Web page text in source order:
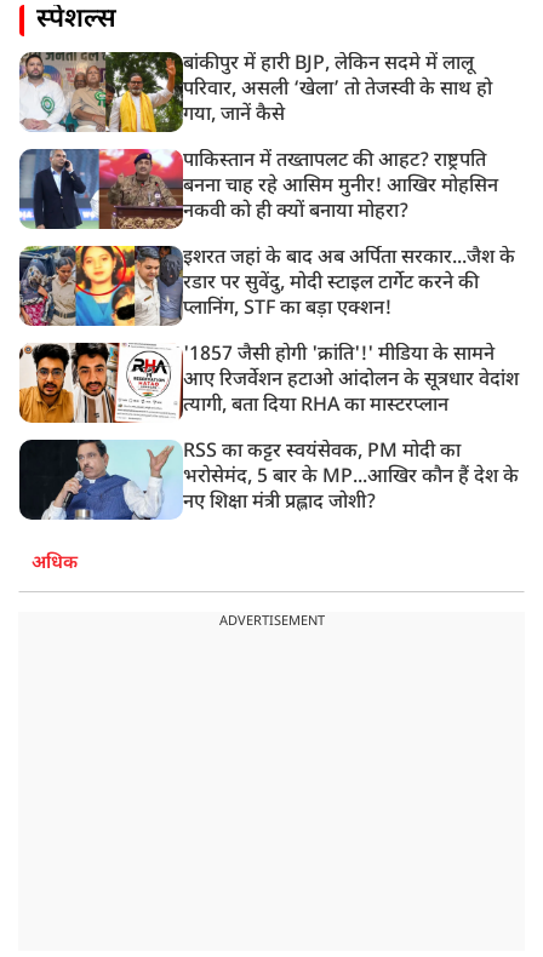
स्पेशल्स
बांकीपुर में हारी BJP, लेकिन सदमे में लालू
परिवार, असली ‘खेला’ तो तेजस्वी के साथ हो
गया, जानें कैसे
पाकिस्तान में तख्तापलट की आहट? राष्ट्रपति
बनना चाह रहे आसिम मुनीर! आखिर मोहसिन
नकवी को ही क्यों बनाया मोहरा?
इशरत जहां के बाद अब अर्पिता सरकार...जैश के
रडार पर सुवेंदु, मोदी स्टाइल टार्गेट करने की
प्लानिंग, STF का बड़ा एक्शन!
'1857 जैसी होगी 'क्रांति'!' मीडिया के सामने
आए रिजर्वेशन हटाओ आंदोलन के सूत्रधार वेदांश
त्यागी, बता दिया RHA का मास्टरप्लान
RSS का कट्टर स्वयंसेवक, PM मोदी का
भरोसेमंद, 5 बार के MP...आखिर कौन हैं देश के
नए शिक्षा मंत्री प्रह्लाद जोशी?
अधिक
ADVERTISEMENT